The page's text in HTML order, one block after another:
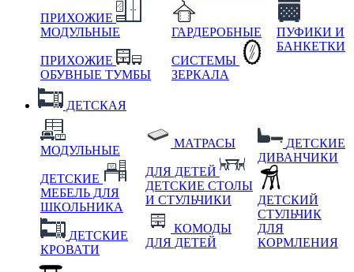
ПРИХОЖИЕ
МОДУЛЬНЫЕ
ПРИХОЖИЕ
ОБУВНЫЕ ТУМБЫ
ГАРДЕРОБНЫЕ
СИСТЕМЫ
ЗЕРКАЛА
ПУФИКИ И
БАНКЕТКИ
ДЕТСКАЯ
МОДУЛЬНЫЕ
ДЕТСКИЕ
МЕБЕЛЬ ДЛЯ
ШКОЛЬНИКА
ДЕТСКИЕ
КРОВАТИ
МАТРАСЫ
ДЛЯ ДЕТЕЙ
ДЕТСКИЕ СТОЛЫ
И СТУЛЬЧИКИ
КОМОДЫ
ДЛЯ ДЕТЕЙ
ДЕТСКИЕ
ДИВАНЧИКИ
ДЕТСКИЙ
СТУЛЬЧИК
ДЛЯ
КОРМЛЕНИЯ